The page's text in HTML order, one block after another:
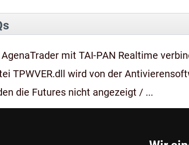
mit TAI-PAN Realtime
TPWVER.dll wird von der
die Futures nicht angezeigt / ...